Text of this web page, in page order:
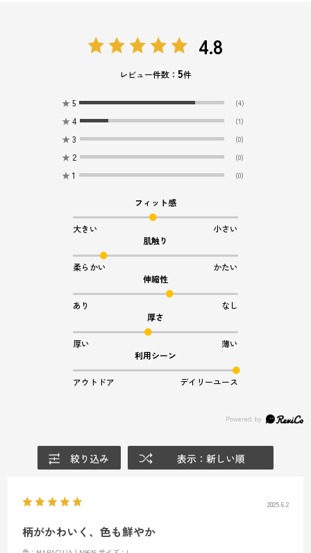
4.8
レビュー件数： 5件
★ 5 (4)
★ 4 (1)
★ 3 (0)
★ 2 (0)
★ 1 (0)
フィット感
大きい
小さい
肌触り
柔らかい
かたい
伸縮性
あり
なし
厚さ
厚い
薄い
利用シーン
アウトドア デイリーユース
絞り込み 表示：新しい順
2025.6.2
柄がかわいく、色も鮮やか